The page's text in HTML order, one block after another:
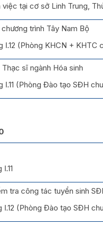
việc tại cơ sở Linh Trung,
trình Tây Nam Bộ
I.12 (Phòng KHCN + KHTC
sĩ ngành Hóa sinh
I.11 (Phòng Đào tạo SĐH
tra công tác tuyển sinh
I.12 (Phòng Đào tạo SĐH